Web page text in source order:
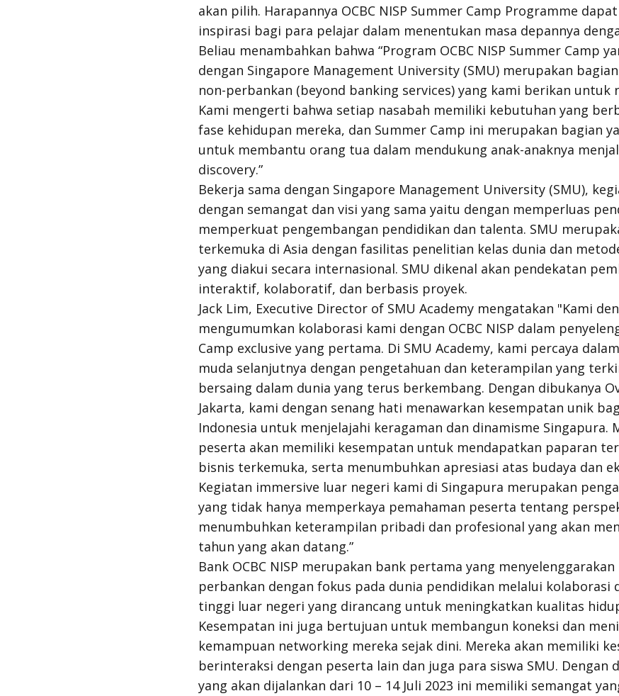
akan pilih. Harapannya OCBC NISP Summer Camp Programme
inspirasi bagi para pelajar dalam menentukan masa depannya
Beliau menambahkan bahwa “Program OCBC NISP Summer Camp
dengan Singapore Management University (SMU) merupakan
non-perbankan (beyond banking services) yang kami berikan untuk
Kami mengerti bahwa setiap nasabah memiliki kebutuhan yang
fase kehidupan mereka, dan Summer Camp ini merupakan bagian
untuk membantu orang tua dalam mendukung anak-anaknya
discovery.”
Bekerja sama dengan Singapore Management University (SMU),
dengan semangat dan visi yang sama yaitu dengan memperluas
memperkuat pengembangan pendidikan dan talenta. SMU
terkemuka di Asia dengan fasilitas penelitian kelas dunia dan
yang diakui secara internasional. SMU dikenal akan pendekatan
interaktif, kolaboratif, dan berbasis proyek.
Jack Lim, Executive Director of SMU Academy mengatakan "Kami
mengumumkan kolaborasi kami dengan OCBC NISP dalam
Camp exclusive yang pertama. Di SMU Academy, kami percaya
muda selanjutnya dengan pengetahuan dan keterampilan yang
bersaing dalam dunia yang terus berkembang. Dengan dibukanya
Jakarta, kami dengan senang hati menawarkan kesempatan unik
Indonesia untuk menjelajahi keragaman dan dinamisme Singapura.
peserta akan memiliki kesempatan untuk mendapatkan paparan
bisnis terkemuka, serta menumbuhkan apresiasi atas budaya dan
Kegiatan immersive luar negeri kami di Singapura merupakan
yang tidak hanya memperkaya pemahaman peserta tentang
menumbuhkan keterampilan pribadi dan profesional yang akan
tahun yang akan datang.”
Bank OCBC NISP merupakan bank pertama yang
perbankan dengan fokus pada dunia pendidikan melalui kolaborasi
tinggi luar negeri yang dirancang untuk meningkatkan kualitas
Kesempatan ini juga bertujuan untuk membangun koneksi dan
kemampuan networking mereka sejak dini. Mereka akan memiliki
berinteraksi dengan peserta lain dan juga para siswa SMU. Dengan
yang akan dijalankan dari 10 – 14 Juli 2023 ini memiliki semangat